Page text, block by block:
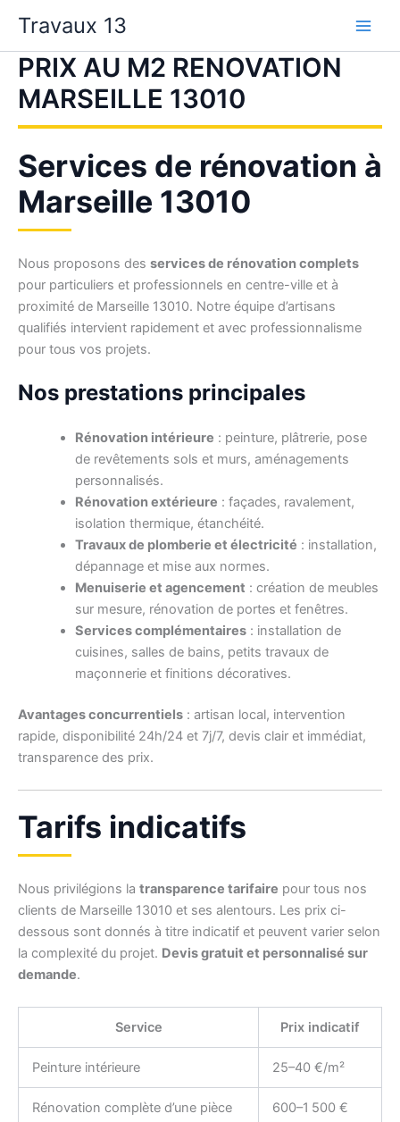
contenu
Travaux 13
PRIX AU M2 RENOVATION
MARSEILLE 13010
Services de rénovation à
Marseille 13010
Nous proposons des services de rénovation complets
pour particuliers et professionnels en centre-ville et à
proximité de Marseille 13010. Notre équipe d’artisans
qualifiés intervient rapidement et avec professionnalisme
pour tous vos projets.
Nos prestations principales
Rénovation intérieure : peinture, plâtrerie, pose
de revêtements sols et murs, aménagements
personnalisés.
Rénovation extérieure : façades, ravalement,
isolation thermique, étanchéité.
Travaux de plomberie et électricité : installation,
dépannage et mise aux normes.
Menuiserie et agencement : création de meubles
sur mesure, rénovation de portes et fenêtres.
Services complémentaires: installation de
cuisines, salles de bains, petits travaux de
maçonnerie et finitions décoratives.
Avantages concurrentiels : artisan local, intervention
rapide, disponibilité 24h/24 et 7j/7, devis clair et immédiat,
transparence des prix.
Tarifs indicatifs
Nous privilégions la transparence tarifaire pour tous nos
clients de Marseille 13010 et ses alentours. Les prix ci-
dessous sont donnés à titre indicatif et peuvent varier selon
la complexité du projet. Devis gratuit et personnalisé sur
demande.
Service Prix indicatif
Peinture intérieure 25–40 €/m²
Rénovation complète d’une pièce 600–1 500 €